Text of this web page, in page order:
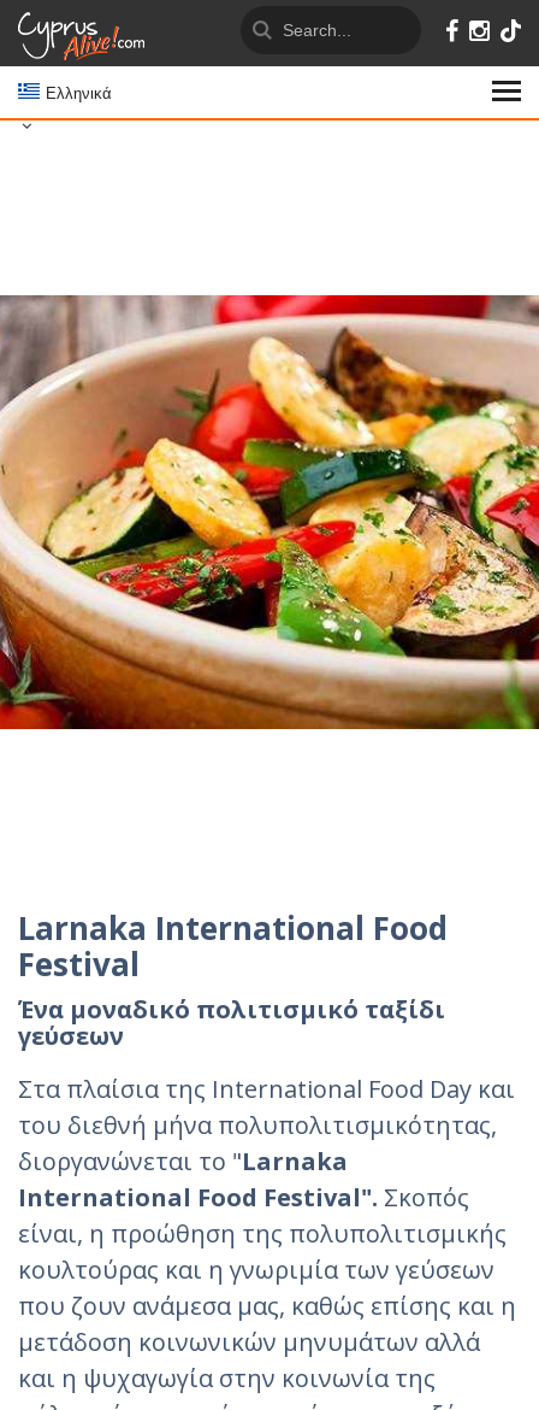
Ελληνικά
Larnaka International Food
Festival
Ένα μοναδικό πολιτισμικό ταξίδι
γεύσεων
Στα πλαίσια της International Food Day και
του διεθνή μήνα πολυπολιτισμικότητας,
διοργανώνεται το "Larnaka
International Food Festival". Σκοπός
είναι, η προώθηση της πολυπολιτισμικής
κουλτούρας και η γνωριμία των γεύσεων
που ζουν ανάμεσα μας, καθώς επίσης και η
μετάδοση κοινωνικών μηνυμάτων αλλά
και η ψυχαγωγία στην κοινωνία της